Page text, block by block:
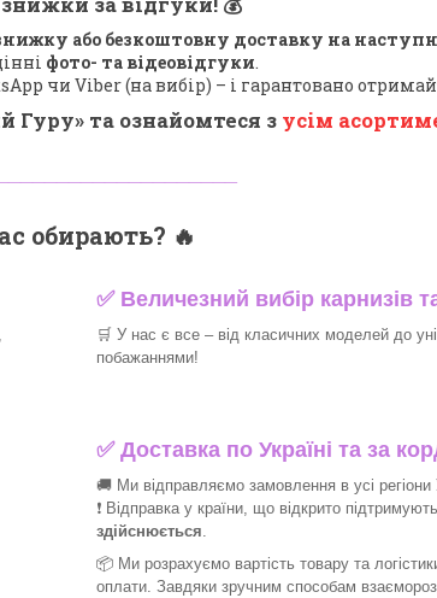
або безкоштовну доставку на
фото- та відеовідгуки.
чи Viber (на вибір) – і гарантовано
Гуру» та ознайомтеся з усім
обирають? 🔥
✅ Величезний вибір карнизів
🛒 У нас є все – від класичних моделей до
побажаннями!​
✅Доставка по Україні та за
🚚 Ми відправляємо замовлення в усі регіони
❗ Відправка у країни, що відкрито
здійснюється.
📦 Ми розрахуємо вартість товару та
оплати. Завдяки зручним способам